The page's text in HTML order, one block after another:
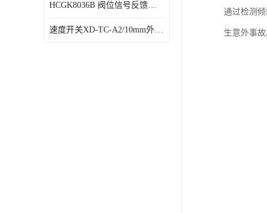
HCGK8036B 阀位信号反馈装置 限位开关
速度开关XD-TC-A2/10mm外形图
通过检测
生意外事故